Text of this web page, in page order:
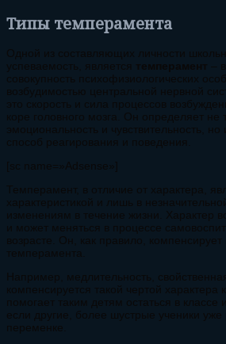
Типы темперамента
Одной из составляющих личности
успеваемость, является
темперамент
–
совокупность психофизиологических
возбудимостью центральной нервной
это скорость и сила процессов
коре головного мозга. Он определяет не
эмоциональность и чувствительность, но
способ реагирования и поведения.
[sc name=»Adsense»]
Темперамент, в отличие от характера,
характеристикой и лишь в
изменениям в течение жизни. Характер
и может меняться в процессе
возрасте. Он, как правило, компенсирует
темперамента.
Например, медлительность,
компенсируется такой чертой характера
помогает таким детям остаться в
если другие, более шустрые ученики уже
переменке.